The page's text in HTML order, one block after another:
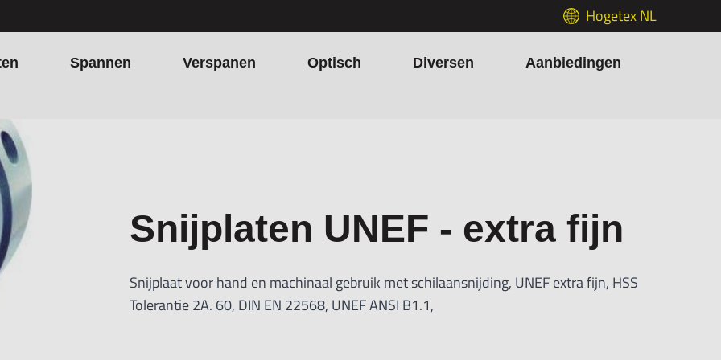
Hogetex NL
Spannen Verspanen Optisch Diversen Aanbiedingen
Snijplaten UNEF - extra fijn
Snijplaat voor hand en machinaal gebruik met schilaansnijding, UNEF extra fijn, HSS
Tolerantie 2A. 60, DIN EN 22568, UNEF ANSI B1.1,